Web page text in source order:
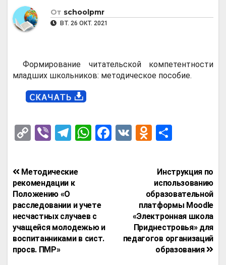
От schoolpmr
ВТ. 26 ОКТ. 2021
Формирование читательской компетентности
младших школьников: методическое пособие.
C
py
Li
n
k
Vi
er
T
e
gr
m
W
p
p
F
V
O
n
o
kl
a
ss
ni
п
р
а
в
и
т
Навигация
по
записям
Инструкция по
использованию
образовательной
платформы Moodle
«Электронная школа
Приднестровья» для
педагогов организаций
образования
Методические
рекомендации к
Положению «О
расследовании и учете
несчастных случаев с
учащейся молодежью и
воспитанниками в сист.
просв. ПМР»